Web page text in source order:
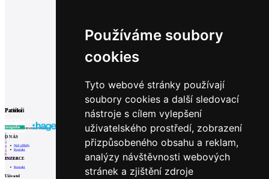
Používáme soubory
cookies
Tyto webové stránky používají
soubory cookies a další sledovací
nástroje s cílem vylepšení
uživatelského prostředí, zobrazení
přizpůsobeného obsahu a reklam,
analýzy návštěvnosti webových
stránek a zjištění zdroje
Související články
Partneři
1
2
3
4
5
6
PrevNext
Patička
internetové centrum architektury
O NÁS
Náš příběh
Kontakt
INZERCE
Kontakt
Uživatel